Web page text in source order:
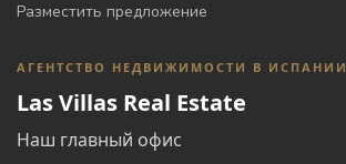
Разместить предложение
АГЕНТСТВО НЕДВИЖИМОСТИ В ИСПАНИИ
Las Villas Real Estate
Наш главный офис